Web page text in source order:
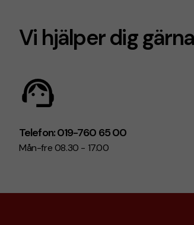
Vi hjälper dig
Telefon: 019-760 65 00
Mån-fre 08.30 - 17.00